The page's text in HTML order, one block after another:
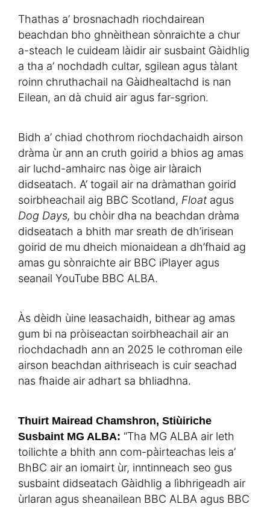
Thathas a’ brosnachadh riochdairean
beachdan bho ghnèithean sònraichte a chur
a-steach le cuideam làidir air susbaint Gàidhlig
a tha a’ nochdadh cultar, sgilean agus tàlant
roinn chruthachail na Gàidhealtachd is nan
Eilean, an dà chuid air agus far-sgrion.
Bidh a’ chiad chothrom riochdachaidh airson
dràma ùr ann an cruth goirid a bhios ag amas
air luchd-amhairc nas òige air làraich
didseatach. A’ togail air na dràmathan goirid
soirbheachail aig BBC Scotland, Float agus
Dog Days, bu chòir dha na beachdan dràma
didseatach a bhith mar sreath de dh’irisean
goirid de mu dheich mionaidean a dh’fhaid ag
amas gu sònraichte air BBC iPlayer agus
seanail YouTube BBC ALBA.
Às dèidh ùine leasachaidh, bithear ag amas
gum bi na pròiseactan soirbheachail air an
riochdachadh ann an 2025 le cothroman eile
airson beachdan aithriseach is cuir seachad
nas fhaide air adhart sa bhliadhna.
Thuirt Mairead Chamshron, Stiùiriche
Susbaint MG ALBA: “Tha MG ALBA air leth
toilichte a bhith ann com-pàirteachas leis a’
BhBC air an iomairt ùr, inntinneach seo gus
susbaint didseatach Gàidhlig a lìbhrigeadh air
ùrlaran agus sheanailean BBC ALBA agus BBC